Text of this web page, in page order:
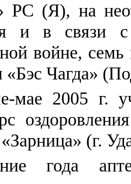
РС (Я), на
и в связи
войне,
«Бэс Чагда»
мае 2005 г.
(г.
года